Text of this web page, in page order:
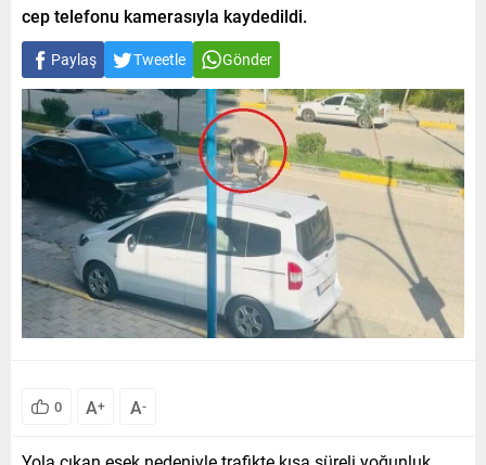
cep telefonu kamerasıyla kaydedildi.
Paylaş Tweetle Gönder
0 A+ A-